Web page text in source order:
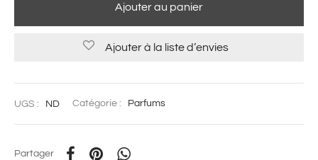
Ajouter au panier
Ajouter à la liste d’envies
UGS : ND Catégorie : Parfums
Partager